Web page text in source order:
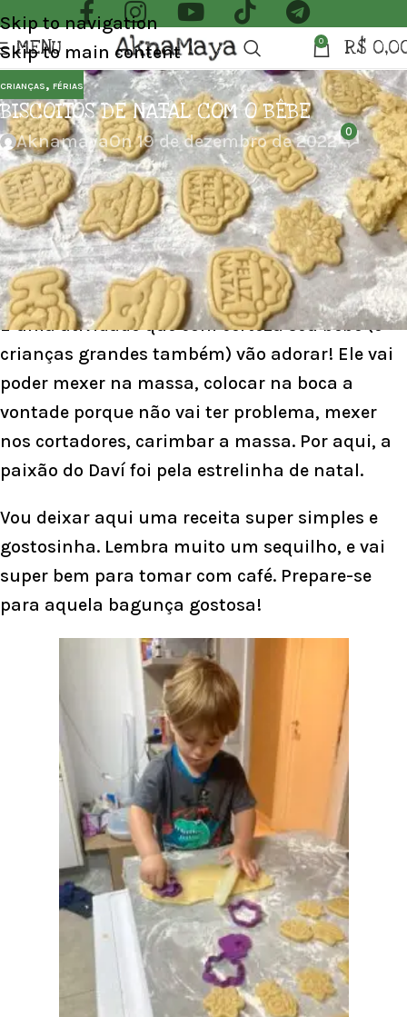
Skip to navigation
Skip to main content
MENU 0 R$
CRIANÇAS, FÉRIAS
BISCOITOS DE NATAL COM O BÊBE
AknamayaOn 19 de dezembro de 2022 0
Atividades Natalinas com o Bêbe!
Está procurando atividades para fazer com seu
bebê nesse natal? Que tal vocês prepararem
deliciosos biscoitos de natal?
É uma atividade que com certeza seu bebê (e
crianças grandes também) vão adorar! Ele vai
poder mexer na massa, colocar na boca a
vontade porque não vai ter problema, mexer
nos cortadores, carimbar a massa. Por aqui, a
paixão do Daví foi pela estrelinha de natal.
Vou deixar aqui uma receita super simples e
gostosinha. Lembra muito um sequilho, e vai
super bem para tomar com café. Prepare-se
para aquela bagunça gostosa!